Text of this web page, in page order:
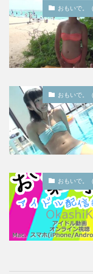
おもいで。
おもいで。
おもいで。